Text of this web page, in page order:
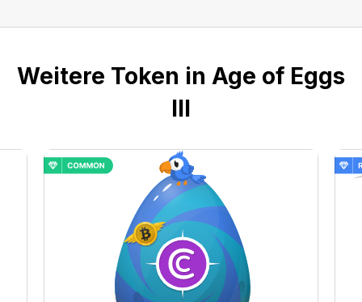
Weitere Token in Age of Eggs
III